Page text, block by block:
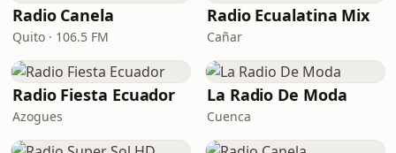
Radio Canela
Quito · 106.5 FM
Radio Ecualatina Mix
Cañar
Radio Fiesta Ecuador
Azogues
La Radio De Moda
Cuenca